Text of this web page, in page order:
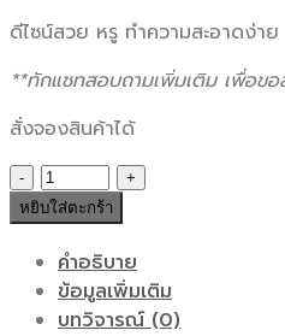
ดีไซน์สวย หรู ทำความสะอาดง่าย
**ทักแชทสอบถามเพิ่มเติม เพื่อข
สั่งจองสินค้าได้
จำนวน
โต๊ะ
ประชุม
ESTER
8
ที่
หยิบใส่ตะกร้า
คำอธิบาย
ข้อมูลเพิ่มเติม
บทวิจารณ์ (0)